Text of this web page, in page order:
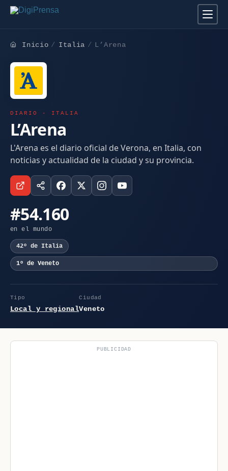
Inicio Italia L’Arena
DIARIO · ITALIA
L’Arena
L'Arena es el diario oficial de Verona, en Italia, con
noticias y actualidad de la ciudad y su provincia.
#54.160
en el mundo
42º de Italia
1º de Veneto
Tipo
Local y regional
Ciudad
Veneto
PUBLICIDAD